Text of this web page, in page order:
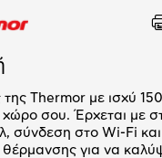
Thermor με ισχύ
χώρο σου. Έρχεται με
σύνδεση στο Wi-Fi
για να